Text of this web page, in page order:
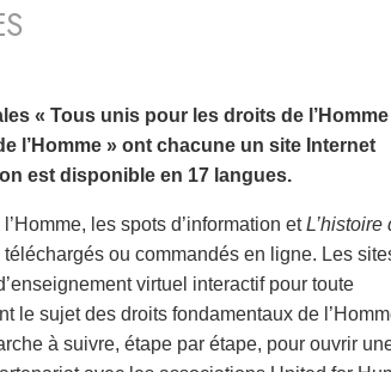
« Tous unis pour les droits de l’Homme
l’Homme » ont chacune un site Internet
est disponible en 17 langues.
les spots d’information etL’histoire
téléchargés ou commandés en ligne. Les
virtuel interactif pour toute
le sujet des droits fondamentaux de
à suivre, étape par étape, pour ouvrir